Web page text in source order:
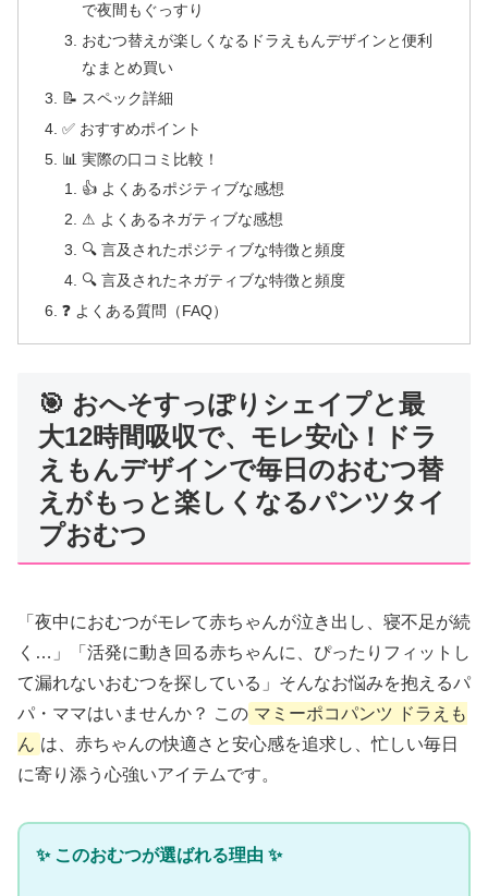
で夜間もぐっすり
おむつ替えが楽しくなるドラえもんデザインと便利
なまとめ買い
📝 スペック詳細
✅ おすすめポイント
📊 実際の口コミ比較！
👍 よくあるポジティブな感想
⚠ よくあるネガティブな感想
🔍 言及されたポジティブな特徴と頻度
🔍 言及されたネガティブな特徴と頻度
❓ よくある質問（FAQ）
🎯 おへそすっぽりシェイプと最
大12時間吸収で、モレ安心！ドラ
えもんデザインで毎日のおむつ替
えがもっと楽しくなるパンツタイ
プおむつ
「夜中におむつがモレて赤ちゃんが泣き出し、寝不足が続
く…」「活発に動き回る赤ちゃんに、ぴったりフィットし
て漏れないおむつを探している」そんなお悩みを抱えるパ
パ・ママはいませんか？ この マミーポコパンツ ドラえも
ん は、赤ちゃんの快適さと安心感を追求し、忙しい毎日
に寄り添う心強いアイテムです。
✨ このおむつが選ばれる理由 ✨